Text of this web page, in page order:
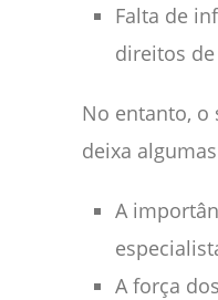
Falta de
direitos
No entanto, o
deixa
A
A força